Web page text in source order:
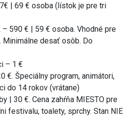
| 69 € osoba (lístok je pre tri
590 € | 59 € osoba. Vhodné pre
Minimálne desať osôb. Do
– 1 €
€. Špeciálny program, animátori,
do 14 rokov (vrátane)
| 30 €. Cena zahŕňa MIESTO pre
festivalu, toalety, sprchy. Stan NIE